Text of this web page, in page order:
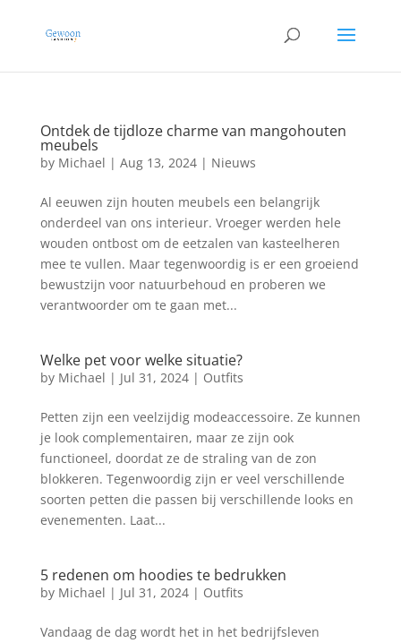
Ontdek de tijdloze charme van mangohouten
meubels
by Michael | Aug 13, 2024| Nieuws
Al eeuwen zijn houten meubels een belangrijk
onderdeel van ons interieur. Vroeger werden hele
wouden ontbost om de eetzalen van kasteelheren
mee te vullen. Maar tegenwoordig is er een groeiend
bewustzijn voor natuurbehoud en proberen we
verantwoorder om te gaan met...
Welke pet voor welke situatie?
by Michael | Jul 31, 2024| Outfits
Petten zijn een veelzijdig modeaccessoire. Ze kunnen
je look complementairen, maar ze zijn ook
functioneel, doordat ze de straling van de zon
blokkeren. Tegenwoordig zijn er veel verschillende
soorten petten die passen bij verschillende looks en
evenementen. Laat...
5 redenen om hoodies te bedrukken
by Michael | Jul 31, 2024| Outfits
Vandaag de dag wordt het in het bedrijfsleven